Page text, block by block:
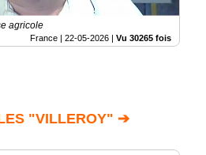
agricole
France | 22-05-2026 | Vu 30265 fois
"VILLEROY" ➔